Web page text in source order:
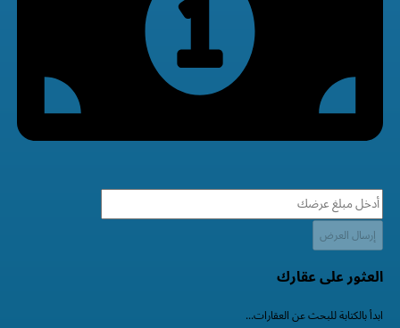
إرسال العرض
العثور على عقارك
ابدأ بالكتابة للبحث عن العقارات...